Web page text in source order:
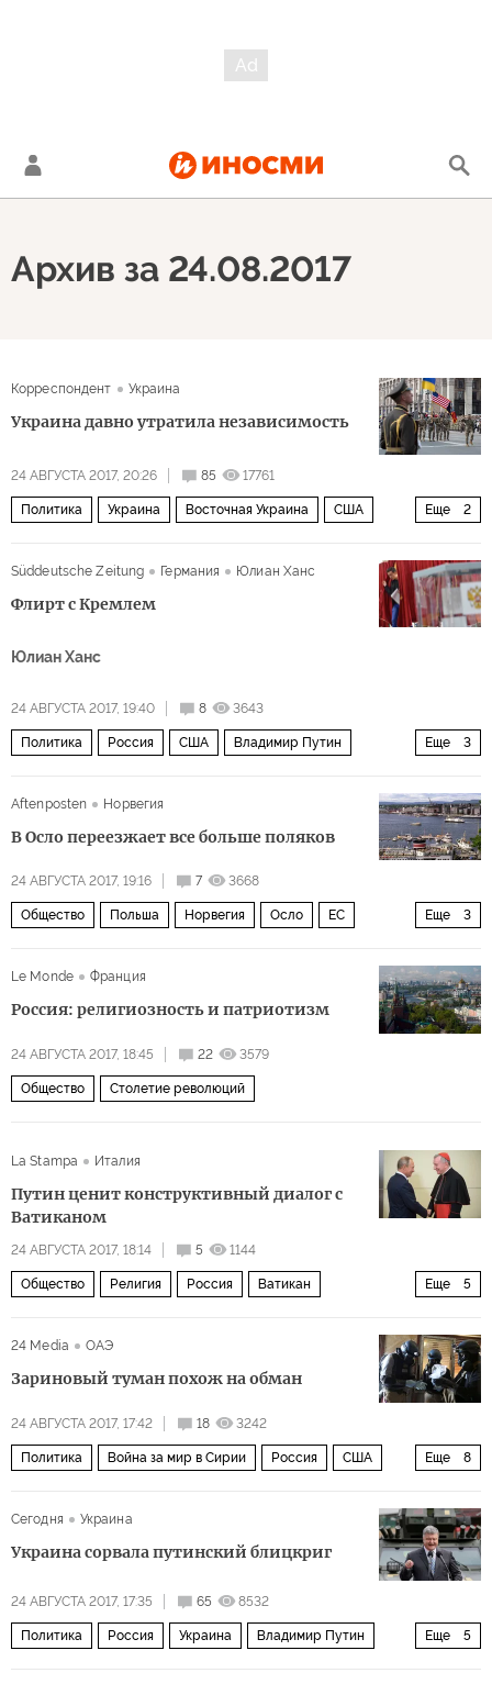
Архив за 24.08.2017
Корреспондент Украина
Украина давно утратила независимость
24 АВГУСТА 2017, 20:26 85 17761
Еще 2
Политика Украина Восточная Украина США
Süddeutsche Zeitung
Германия Юлиан Ханс
Флирт с Кремлем
Юлиан Ханс
24 АВГУСТА 2017, 19:40 8 3643
Еще 3
Политика Россия США Владимир Путин
Aftenposten
Норвегия
В Осло переезжает все больше поляков
24 АВГУСТА 2017, 19:16 7 3668
Еще 3
Общество Польша Норвегия Осло ЕС
Проблема беженцев и иммигрантов
Le Monde Франция
Россия: религиозность и патриотизм
24 АВГУСТА 2017, 18:45 22 3579
Общество Столетие революций
La Stampa Италия
Путин ценит конструктивный диалог с
Ватиканом
24 АВГУСТА 2017, 18:14 5 1144
Еще 5
Общество Религия Россия Ватикан
24 Media ОАЭ
Зариновый туман похож на обман
24 АВГУСТА 2017, 17:42 18 3242
Еще 8
Политика Война за мир в Сирии Россия США
Восточная Гута
Организация по запрещению химического оружия (ОЗХО)
химическое оружие
Сегодня Украина
Украина сорвала путинский блицкриг
24 АВГУСТА 2017, 17:35 65 8532
Еще 5
Политика Россия Украина Владимир Путин